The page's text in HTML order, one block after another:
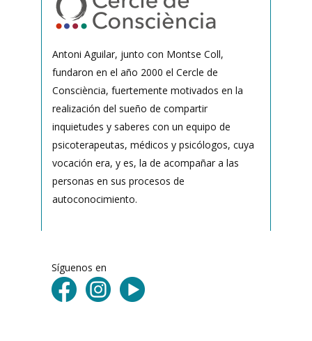
Antoni Aguilar, junto con Montse Coll,
fundaron en el año 2000 el Cercle de
Consciència, fuertemente motivados en la
realización del sueño de compartir
inquietudes y saberes con un equipo de
psicoterapeutas, médicos y psicólogos, cuya
vocación era, y es, la de acompañar a las
personas en sus procesos de
autoconocimiento.
Síguenos en